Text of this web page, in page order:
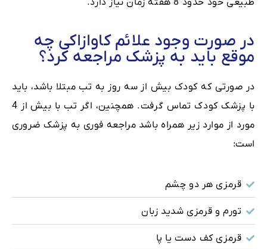
در صورت وجود علائم کاوازاکی چه
موقع باید به پزشک مراجعه کرد؟
در صورتی که کودک بیش از سه روز به تب مبتلا باشد، باید
با پزشک کودک تماس گرفت. همچنین، اگر تب با بیش از 4
مورد از موارد زیر همراه باشد مراجعه فوری به پزشک ضروری
است:
قرمزی هر دو چشم
تورم و قرمزی شدید زبان
قرمزی کف دست یا پا